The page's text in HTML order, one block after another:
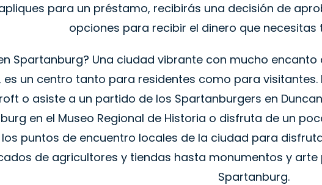
para un préstamo, recibirás una decisión de
opciones para recibir el dinero que
Spartanburg? Una ciudad vibrante con mucho
es un centro tanto para residentes como para visitantes.
o asiste a un partido de los Spartanburgers en
en el Museo Regional de Historia o disfruta de un
puntos de encuentro locales de la ciudad para
de agricultores y tiendas hasta monumentos y arte
Spartanburg.